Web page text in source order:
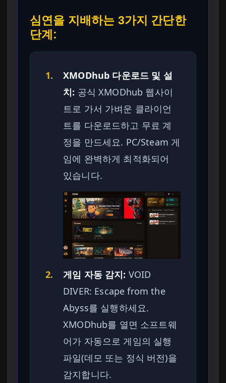
심연을 지배하는 3가지 간단한
단계:
1.
XMODhub 다운로드 및 설
치: 공식 XMODhub 웹사이
트로 가서 가벼운 클라이언
트를 다운로드하고 무료 계
정을 만드세요. PC/Steam 게
임에 완벽하게 최적화되어
있습니다.
2. 게임 자동 감지: VOID
DIVER: Escape from the
Abyss를 실행하세요.
XMODhub를 열면 소프트웨
어가 자동으로 게임의 실행
파일(데모 또는 정식 버전)을
감지합니다.